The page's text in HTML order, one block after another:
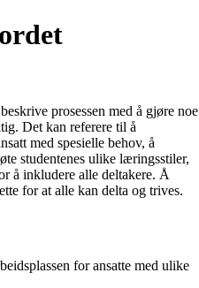
prosessen med å gjøre noe
Det kan referere til å
med spesielle behov, å
studentenes ulike læringsstiler,
å inkludere alle deltakere. Å
for at alle kan delta og trives.
for ansatte med ulike